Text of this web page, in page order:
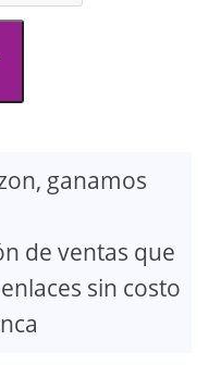
ganamos
de ventas que
sin costo